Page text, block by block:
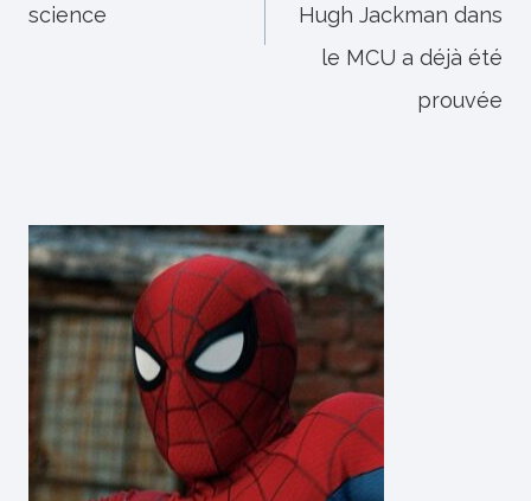
science
Hugh Jackman dans
le MCU a déjà été
prouvée